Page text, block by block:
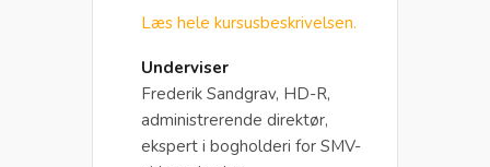
Læs hele kursusbeskrivelsen.
Underviser
Frederik Sandgrav, HD-R,
administrerende direktør,
ekspert i bogholderi for SMV-